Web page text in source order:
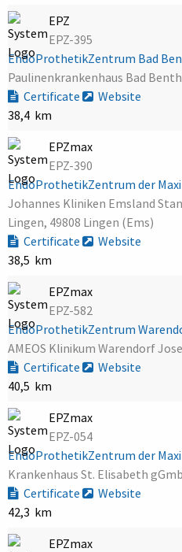
EPZ
EPZ-395
EndoProthetikZentrum Bad
Paulinenkrankenhaus Bad
Certificate
Website
38,4 km
EPZmax
EPZ-390
EndoProthetikZentrum der
Johannes Kliniken Emsland
Lingen, 49808 Lingen (Ems)
Certificate
Website
38,5 km
EPZmax
EPZ-582
EndoProthetikZentrum
AMEOS Klinikum Warendorf
Certificate
Website
40,5 km
EPZmax
EPZ-054
EndoProthetikZentrum der
Krankenhaus St. Elisabeth
Certificate
Website
42,3 km
EPZmax